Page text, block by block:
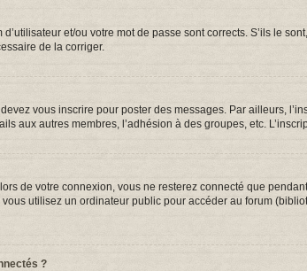
et/ou votre mot de passe sont corrects. S’ils le
de la corriger.
vous inscrire pour poster des messages. Par ailleurs,
aux autres membres, l’adhésion à des groupes, etc.
lors de votre connexion, vous ne resterez connecté que
utilisez un ordinateur public pour accéder au forum
?